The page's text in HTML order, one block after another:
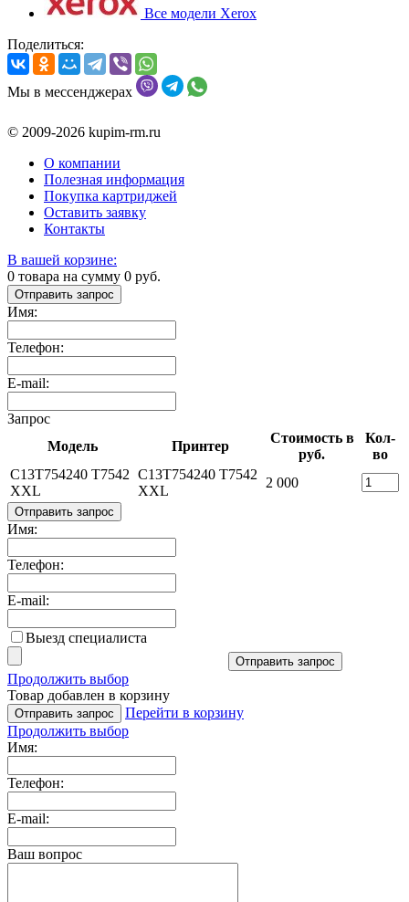
Все модели Xerox
Поделиться:
Мы в мессенджерах
© 2009-2026 kupim-rm.ru
О компании
Полезная информация
Покупка картриджей
Оставить заявку
Контакты
В вашей корзине:
0 товара на сумму 0 руб.
Отправить запрос
Имя:
Телефон:
E-mail:
Запрос
Модель
Принтер
Стоимость в
руб.
Кол-
во
C13T754240 T7542
XXL
C13T754240 T7542
XXL
2 000
Отправить запрос
Имя:
Телефон:
E-mail:
Выезд специалиста
Отправить запрос
Продолжить выбор
Товар добавлен в корзину
Отправить запрос
Перейти в корзину
Продолжить выбор
Имя:
Телефон:
E-mail:
Ваш вопрос